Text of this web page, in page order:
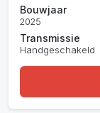
Bouwjaar
2025
Transmissie
Handgeschakeld